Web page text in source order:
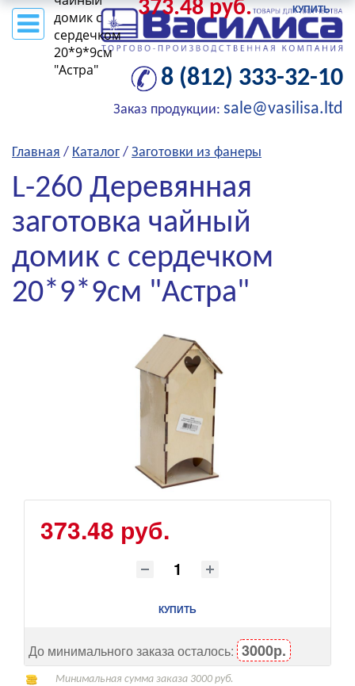
8 (812) 333-32-10
Заказ продукции: sale@vasilisa.ltd
Главная / Каталог / Заготовки из фанеры
L-260 Деревянная
заготовка чайный
домик c сердечком
20*9*9см "Астра"
373.48 руб.
КУПИТЬ
До минимального заказа осталось: 3000р.
Минимальная сумма заказа 3000 руб.
домик c
сердечком
20*9*9см
"Астра"
373.48 руб. КУПИТЬ